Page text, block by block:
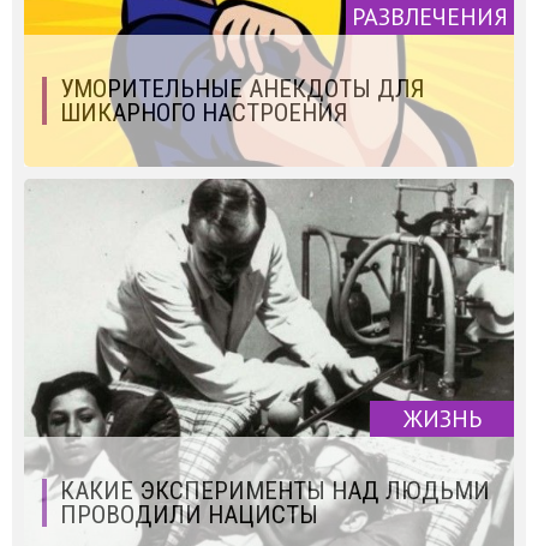
РАЗВЛЕЧЕНИЯ
УМОРИТЕЛЬНЫЕ АНЕКДОТЫ ДЛЯ
ШИКАРНОГО НАСТРОЕНИЯ
ЖИЗНЬ
КАКИЕ ЭКСПЕРИМЕНТЫ НАД ЛЮДЬМИ
ПРОВОДИЛИ НАЦИСТЫ